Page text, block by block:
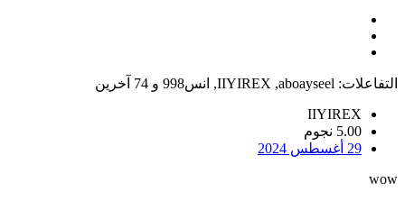
التفاعلات: aboayseel
,
IIYIREX
, انس998
و 74 آخرين
IIYIREX
5.00 نجوم
29 أغسطس 2024
wow